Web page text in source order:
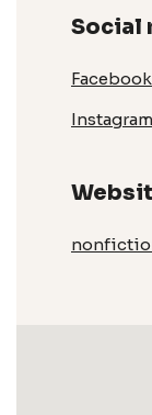
Social
Facebook
Instagram